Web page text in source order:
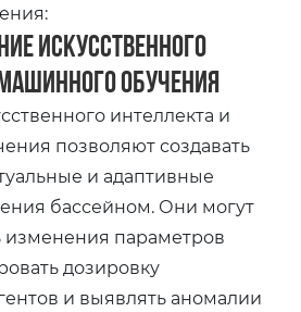
искусственного
обучения
интеллекта и
позволяют создавать
и адаптивные
бассейном. Они могут
изменения параметров
дозировку
и выявлять аномалии